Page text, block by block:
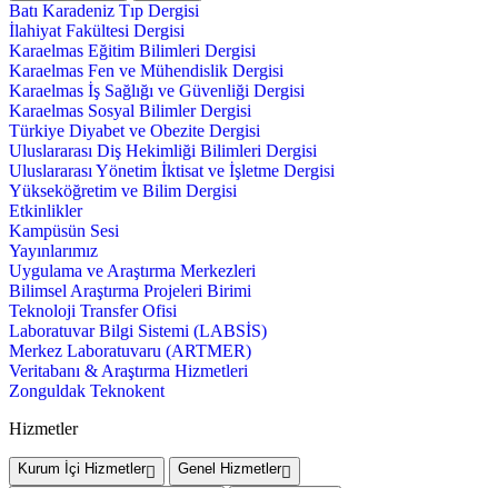
Batı Karadeniz Tıp Dergisi
İlahiyat Fakültesi Dergisi
Karaelmas Eğitim Bilimleri Dergisi
Karaelmas Fen ve Mühendislik Dergisi
Karaelmas İş Sağlığı ve Güvenliği Dergisi
Karaelmas Sosyal Bilimler Dergisi
Türkiye Diyabet ve Obezite Dergisi
Uluslararası Diş Hekimliği Bilimleri Dergisi
Uluslararası Yönetim İktisat ve İşletme Dergisi
Yükseköğretim ve Bilim Dergisi
Etkinlikler
Kampüsün Sesi
Yayınlarımız
Uygulama ve Araştırma Merkezleri
Bilimsel Araştırma Projeleri Birimi
Teknoloji Transfer Ofisi
Laboratuvar Bilgi Sistemi (LABSİS)
Merkez Laboratuvaru (ARTMER)
Veritabanı & Araştırma Hizmetleri
Zonguldak Teknokent
Hizmetler
Kurum İçi Hizmetler
Genel Hizmetler